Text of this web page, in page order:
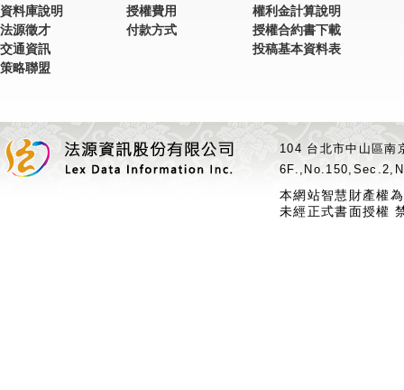
資料庫說明
法源徵才
交通資訊
策略聯盟
授權費用
付款方式
權利金計算說明
授權合約書下載
投稿基本資料表
104 台北市中山區
本網站智慧財產權
未經正式書面授權